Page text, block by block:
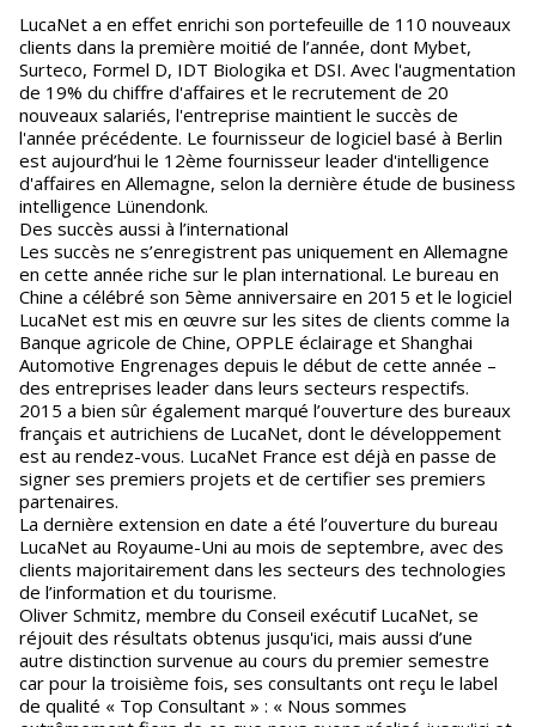
LucaNet a en effet enrichi son portefeuille de 110 nouveaux
clients dans la première moitié de l’année, dont Mybet,
Surteco, Formel D, IDT Biologika et DSI. Avec l'augmentation
de 19% du chiffre d'affaires et le recrutement de 20
nouveaux salariés, l'entreprise maintient le succès de
l'année précédente. Le fournisseur de logiciel basé à Berlin
est aujourd’hui le 12ème fournisseur leader d'intelligence
d'affaires en Allemagne, selon la dernière étude de business
intelligence Lünendonk.
Des succès aussi à l’international
Les succès ne s’enregistrent pas uniquement en Allemagne
en cette année riche sur le plan international. Le bureau en
Chine a célébré son 5ème anniversaire en 2015 et le logiciel
LucaNet est mis en œuvre sur les sites de clients comme la
Banque agricole de Chine, OPPLE éclairage et Shanghai
Automotive Engrenages depuis le début de cette année –
des entreprises leader dans leurs secteurs respectifs.
2015 a bien sûr également marqué l’ouverture des bureaux
français et autrichiens de LucaNet, dont le développement
est au rendez-vous. LucaNet France est déjà en passe de
signer ses premiers projets et de certifier ses premiers
partenaires.
La dernière extension en date a été l’ouverture du bureau
LucaNet au Royaume-Uni au mois de septembre, avec des
clients majoritairement dans les secteurs des technologies
de l’information et du tourisme.
Oliver Schmitz, membre du Conseil exécutif LucaNet, se
réjouit des résultats obtenus jusqu'ici, mais aussi d’une
autre distinction survenue au cours du premier semestre
car pour la troisième fois, ses consultants ont reçu le label
de qualité « Top Consultant » : « Nous sommes